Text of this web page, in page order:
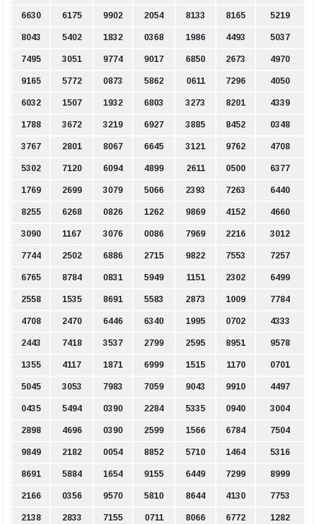
6630 6175 9902 2054 8133 8165 5219
8043 5402 1832 0368 1986 4493 5037
7495 3051 9774 9017 6850 2673 4970
9165 5772 0873 5862 0611 7296 4050
6032 1507 1932 6803 3273 8201 4339
1788 3672 3219 6927 3885 8452 0348
3767 2801 8067 6645 3121 9762 4708
5302 7120 6094 4899 2611 0500 6377
1769 2699 3079 5066 2393 7263 6440
8255 6268 0826 1262 9869 4152 4660
3090 1167 3076 0086 7969 2216 3012
7744 2502 6886 2715 9822 7553 7257
6765 8784 0831 5949 1151 2302 6499
2558 1535 8691 5583 2873 1009 7784
4708 2470 6446 6340 1995 0702 4333
2443 7418 3537 2799 2595 8951 9578
1355 4117 1871 6999 1515 1170 0701
5045 3053 7983 7059 9043 9910 4497
0435 5494 0390 2284 5335 0940 3004
2898 4696 0390 2599 1566 6784 7504
9849 2182 0054 8852 5710 1464 5316
8691 5884 1654 9155 6449 7299 8999
2166 0356 9570 5810 8644 4130 7753
2138 2833 7155 0711 8066 6772 1282